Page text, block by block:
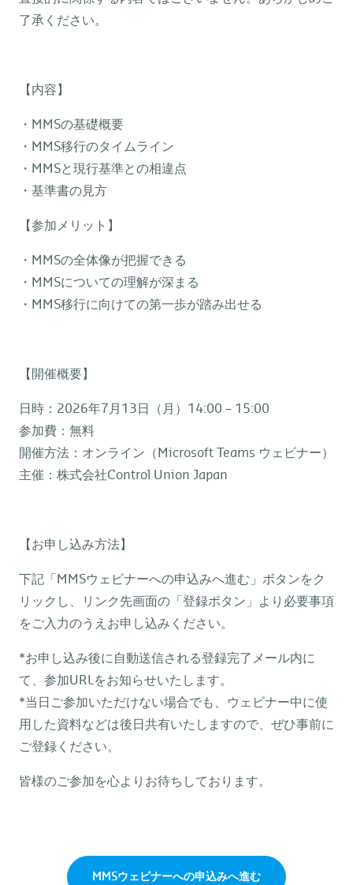
了承ください。
【内容】
・MMSの基礎概要
・MMS移行のタイムライン
・MMSと現行基準との相違点
・基準書の見方
【参加メリット】
・MMSの全体像が把握できる
・MMSについての理解が深まる
・MMS移行に向けての第一歩が踏み出せる
【開催概要】
日時：2026年7月13日（月）14:00 – 15:00
参加費：無料
開催方法：オンライン（Microsoft Teams ウェビナー）
主催：株式会社Control Union Japan
【お申し込み方法】
下記「MMSウェビナーへの申込みへ進む」ボタンをク
リックし、リンク先画面の「登録ボタン」より必要事項
をご入力のうえお申し込みください。
*お申し込み後に自動送信される登録完了メール内に
て、参加URLをお知らせいたします。
*当日ご参加いただけない場合でも、ウェビナー中に使
用した資料などは後日共有いたしますので、ぜひ事前に
ご登録ください。
皆様のご参加を心よりお待ちしております。
MMSウェビナーへの申込みへ進む